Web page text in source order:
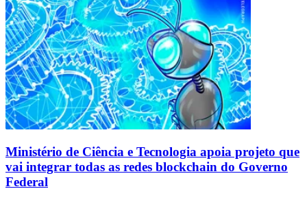
Ministério de Ciência e Tecnologia apoia projeto que
vai integrar todas as redes blockchain do Governo
Federal